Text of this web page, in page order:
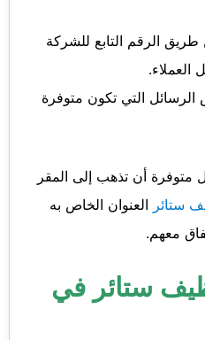
الرقم التابع للشركة
العملاء.
التي تكون متوفرة
متوفرة أن تذهب إلى المقر
ستائر العنوان الخاص به
معهم.
ستائر في